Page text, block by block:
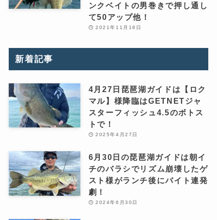
ンクベイトの男巻きで押し通し
て50アップ他！
2021年11月18日
新着記事
4月27日琵琶湖ガイドは【ロク
マル】様降臨はGETNETジャ
スターフィッシュ4.5のボトス
トで！
2025年4月27日
6月30日の琵琶湖ガイドは朝イ
チのバラシでリズム崩壊したゲ
スト様がランチ後にバイト連発
劇！
2024年6月30日